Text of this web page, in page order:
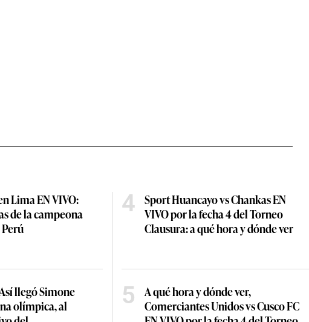
Lima EN VIVO:
de la campeona
llegó Simone
olímpica, al
4
Sport Huancayo vs Chankas EN
VIVO por la fecha 4 del Torneo
Clausura: a qué hora y dónde ver
5
A qué hora y dónde ver,
Comerciantes Unidos vs Cusco FC